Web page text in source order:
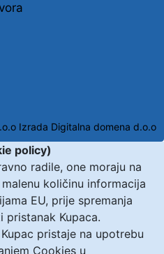
Izrada Digitalna domena d.o.o
policy)
radile, one moraju na
količinu informacija
EU, prije spremanja
Kupaca.
pristaje na upotrebu
Cookies u